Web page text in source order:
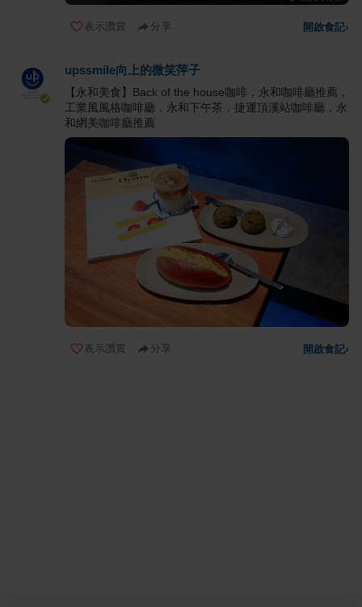
表示讚賞 分享 開啟食記›
upssmile向上的微笑萍子
【永和美食】Back of the house咖啡，永和咖啡廳推薦，
工業風風格咖啡廳，永和下午茶，捷運頂溪站咖啡廳，永
和網美咖啡廳推薦
表示讚賞 分享 開啟食記›